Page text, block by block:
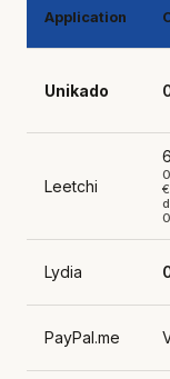
Application
Unikado
Leetchi
Lydia
PayPal.me